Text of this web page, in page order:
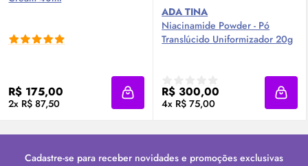
R$ 175,00
2x R$ 87,50 Adicionar à sacola
ADA TINA
Niacinamide Powder - Pó
Translúcido Uniformizador 20g
R$ 300,00
4x R$ 75,00
Cadastre-se para receber novidades e promoções exclusivas